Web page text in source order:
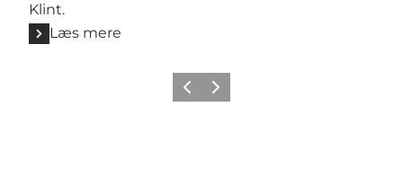
Klint.
Læs mere
ForrigeNæste